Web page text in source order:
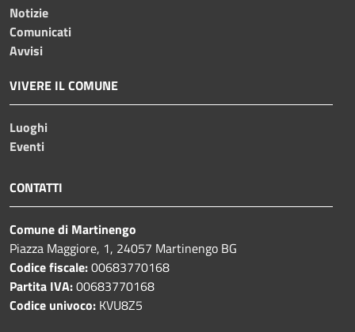
Notizie
Comunicati
Avvisi
VIVERE IL COMUNE
Luoghi
Eventi
CONTATTI
Comune di Martinengo
Piazza Maggiore, 1, 24057 Martinengo BG
Codice fiscale:00683770168
Partita IVA:00683770168
Codice univoco: KVU8Z5